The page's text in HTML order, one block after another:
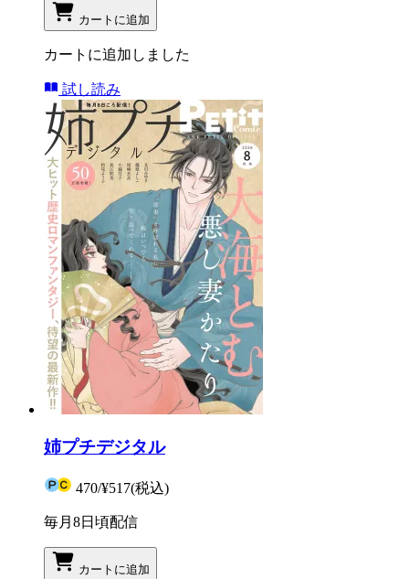
カートに追加
カートに追加しました
試し読み
姉プチデジタル
470/¥517(税込)
毎月8日頃配信
カートに追加